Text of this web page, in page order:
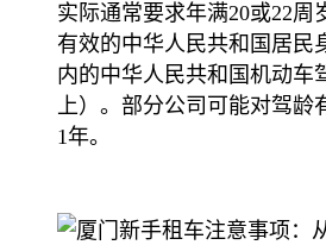
实际通常要求年满20或22周
有效的中华人民共和国居民
内的中华人民共和国机动车
上）。部分公司可能对驾龄
1年。